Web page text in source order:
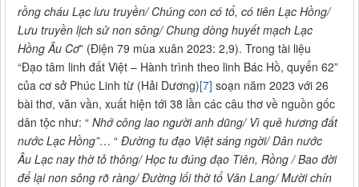
rồng cháu Lạc lưu truyền/ Chúng con có tổ, có tiên Lạc Hồng/
Lưu truyền lịch sử non sông/ Chung dòng huyết mạch Lạc
Hồng Âu Cơ” (Điện 79 mùa xuân 2023: 2,9). Trong tài liệu
“Đạo tâm linh đất Việt – Hành trình theo linh Bác Hồ, quyển 62”
của cơ sở Phúc Linh từ (Hải Dương)[7] soạn năm 2023 với 26
bài thơ, văn vần, xuất hiện tới 38 lần các câu thơ về nguồn gốc
dân tộc như: “ Nhớ công lao người anh dũng/ Vì quê hương đất
nước Lạc Hồng”… “ Đường tu đạo Việt sáng ngời/ Dân nước
Âu Lạc nay thờ tỏ thông/ Học tu đúng đạo Tiên, Rồng / Bao đời
để lại non sông rõ ràng/ Đường lối thờ tổ Văn Lang/ Mười chín